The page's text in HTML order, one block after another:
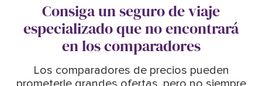
Consiga un seguro de viaje
especializado que no encontrará
en los comparadores
Los comparadores de precios pueden